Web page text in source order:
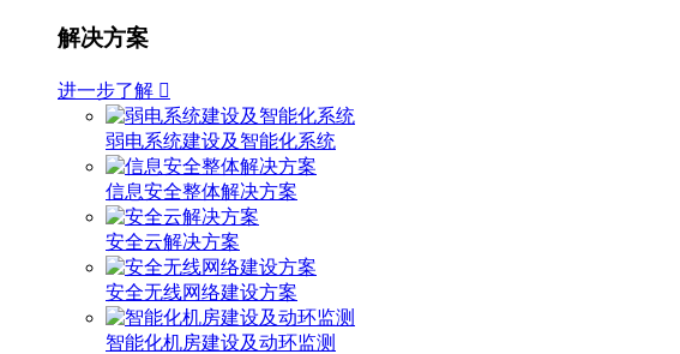
解决方案
进一步了解 
弱电系统建设及智能化系统
信息安全整体解决方案
安全云解决方案
安全无线网络建设方案
智能化机房建设及动环监测